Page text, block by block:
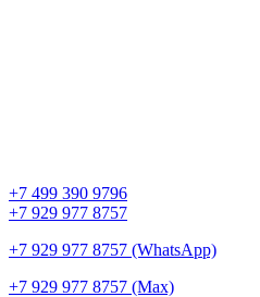
+7 499 390 9796
+7 929 977 8757
+7 929 977 8757 (WhatsApp)
+7 929 977 8757 (Max)